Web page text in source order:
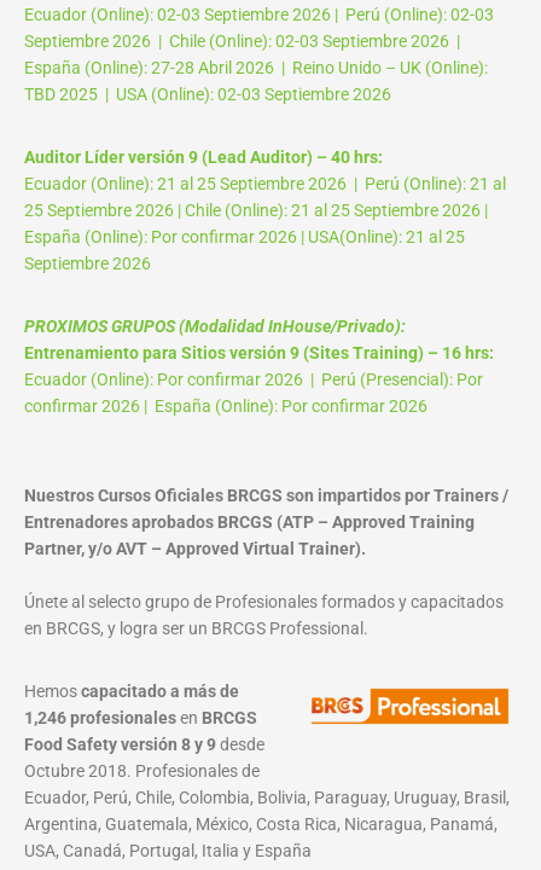
Ecuador (Online): 02-03 Septiembre 2026 | Perú (Online): 02-03
Septiembre 2026 | Chile (Online): 02-03 Septiembre 2026 |
España (Online): 27-28 Abril 2026 | Reino Unido – UK (Online):
TBD 2025 | USA (Online): 02-03 Septiembre 2026
Auditor Líder versión 9 (Lead Auditor) – 40 hrs:
Ecuador (Online): 21 al 25 Septiembre 2026 | Perú (Online): 21 al
25 Septiembre 2026 | Chile (Online): 21 al 25 Septiembre 2026 |
España (Online): Por confirmar 2026 | USA(Online): 21 al 25
Septiembre 2026
PROXIMOS GRUPOS (Modalidad InHouse/Privado):
Entrenamiento para Sitios versión 9 (Sites Training) – 16 hrs:
Ecuador (Online): Por confirmar 2026 | Perú (Presencial): Por
confirmar 2026 | España (Online): Por confirmar 2026
Nuestros Cursos Oficiales BRCGS son impartidos por Trainers /
Entrenadores aprobados BRCGS (ATP – Approved Training
Partner, y/o AVT – Approved Virtual Trainer).
Únete al selecto grupo de Profesionales formados y capacitados
en BRCGS, y logra ser un BRCGS Professional.
Hemoscapacitado a más de
1,246 profesionalesen BRCGS
Food Safety versión 8 y 9desde
Octubre 2018. Profesionales de
Ecuador, Perú, Chile, Colombia, Bolivia, Paraguay, Uruguay, Brasil,
Argentina, Guatemala, México, Costa Rica, Nicaragua, Panamá,
USA, Canadá, Portugal, Italia y España